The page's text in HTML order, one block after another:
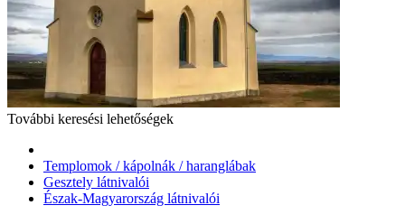
További keresési lehetőségek
Templomok / kápolnák / haranglábak
Gesztely látnivalói
Észak-Magyarország látnivalói